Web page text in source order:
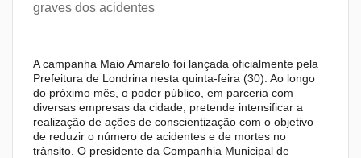
graves dos acidentes
A campanha Maio Amarelo foi lançada oficialmente pela
Prefeitura de Londrina nesta quinta-feira (30). Ao longo
do próximo mês, o poder público, em parceria com
diversas empresas da cidade, pretende intensificar a
realização de ações de conscientização com o objetivo
de reduzir o número de acidentes e de mortes no
trânsito. O presidente da Companhia Municipal de